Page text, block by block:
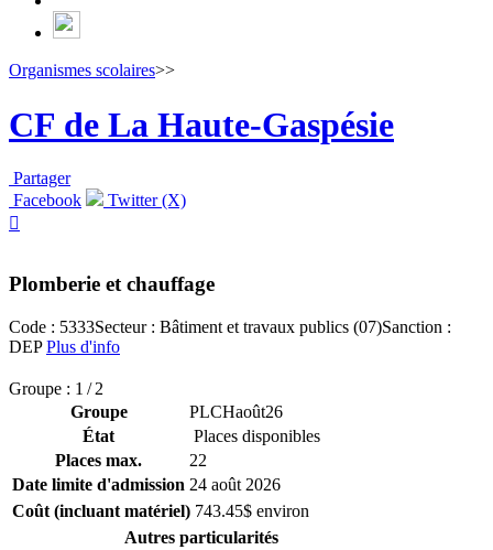
Organismes scolaires>>
CF de La Haute-Gaspésie
Partager
Facebook
Twitter (X)

Plomberie et chauffage
Code : 5333Secteur : Bâtiment et travaux publics (07)Sanction :
DEPPlus d'info
Groupe : 1 / 2
Groupe
PLCHaoût26
État
Places disponibles
Places max.
22
Date limite d'admission 24 août 2026
Coût (incluant matériel) 743.45$ environ
Autres particularités